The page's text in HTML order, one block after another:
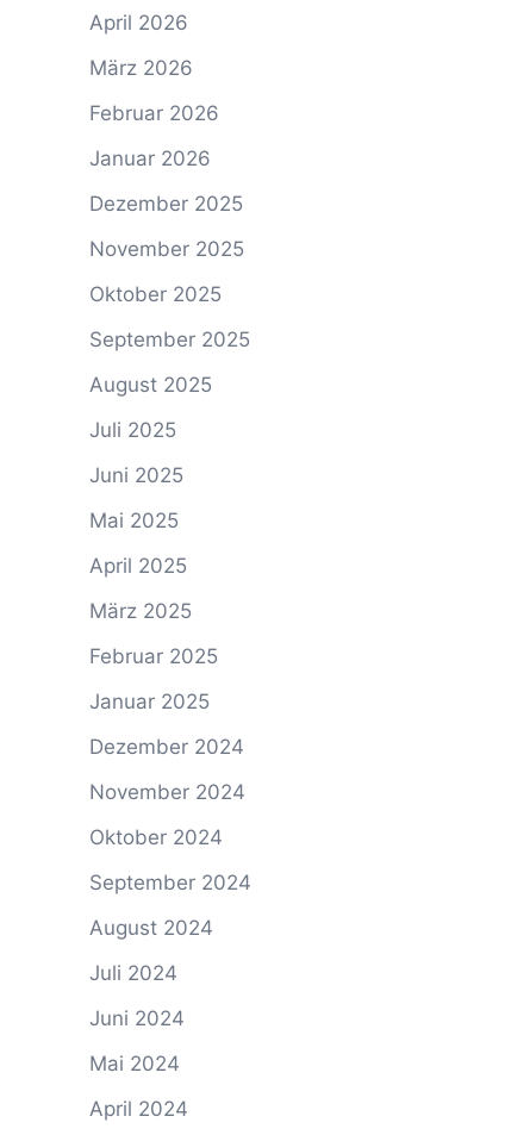
April 2026
März 2026
Februar 2026
Januar 2026
Dezember 2025
November 2025
Oktober 2025
September 2025
August 2025
Juli 2025
Juni 2025
Mai 2025
April 2025
März 2025
Februar 2025
Januar 2025
Dezember 2024
November 2024
Oktober 2024
September 2024
August 2024
Juli 2024
Juni 2024
Mai 2024
April 2024